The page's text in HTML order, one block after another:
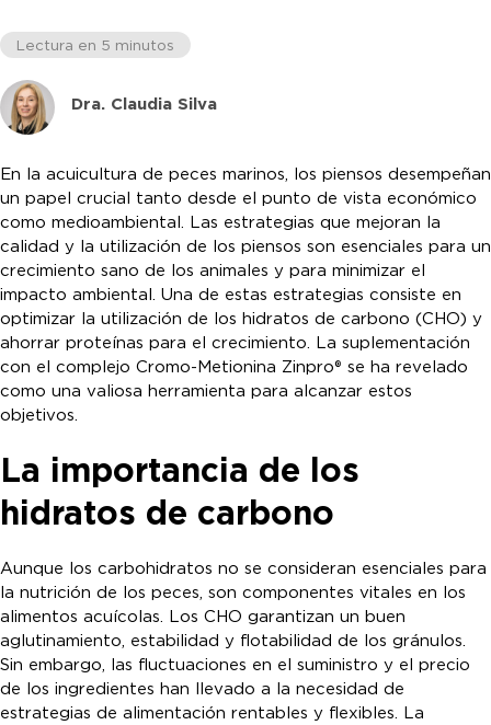
Lectura en 5 minutos
Dra. Claudia Silva
En la acuicultura de peces marinos, los piensos desempeñan
un papel crucial tanto desde el punto de vista económico
como medioambiental. Las estrategias que mejoran la
calidad y la utilización de los piensos son esenciales para un
crecimiento sano de los animales y para minimizar el
impacto ambiental. Una de estas estrategias consiste en
optimizar la utilización de los hidratos de carbono (CHO) y
ahorrar proteínas para el crecimiento. La suplementación
con el complejo Cromo-Metionina Zinpro® se ha revelado
como una valiosa herramienta para alcanzar estos
objetivos.
La importancia de los
hidratos de carbono
Aunque los carbohidratos no se consideran esenciales para
la nutrición de los peces, son componentes vitales en los
alimentos acuícolas. Los CHO garantizan un buen
aglutinamiento, estabilidad y flotabilidad de los gránulos.
Sin embargo, las fluctuaciones en el suministro y el precio
de los ingredientes han llevado a la necesidad de
estrategias de alimentación rentables y flexibles. La